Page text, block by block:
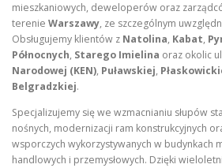
mieszkaniowych, deweloperów oraz
terenie Warszawy, ze szczególnym
Obsługujemy klientów z Natolina, Kabat,
Północnych, Starego Imielina oraz okolic
Narodowej (KEN), Puławskiej,
Belgradzkiej.
Specjalizujemy się we wzmacnianiu słupów
nośnych, modernizacji ram konstrukcyjnych
wsporczych wykorzystywanych w budynkach
handlowych i przemysłowych. Dzięki